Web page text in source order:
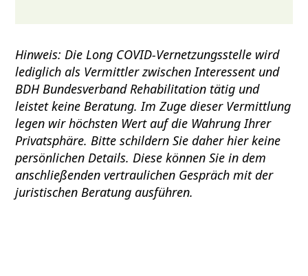
Hinweis: Die Long COVID-Vernetzungsstelle wird
lediglich als Vermittler zwischen Interessent und
BDH Bundesverband Rehabilitation tätig und
leistet keine Beratung. Im Zuge dieser Vermittlung
legen wir höchsten Wert auf die Wahrung Ihrer
Privatsphäre. Bitte schildern Sie daher hier keine
persönlichen Details. Diese können Sie in dem
anschließenden vertraulichen Gespräch mit der
juristischen Beratung ausführen.